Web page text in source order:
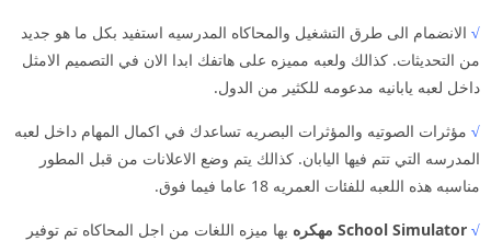
√ الانضمام الى طرق التشغيل والمحاكاه المدرسيه استفيد بكل ما هو جديد
من التحديثات. كذالك ولعبه مميزه على هاتفك ابدا الان في التصميم الامثل
داخل لعبه يابانيه مدعومه للكثير من الدول.
√ مؤثرات الصوتيه والمؤثرات البصريه تساعدك في اكمال المهام داخل لعبه
المدرسه التي تتم فيها اليابان. كذالك يتم وضع الاعلانات من قبل المطور
مناسبه هذه اللعبه للفئات العمريه 18 عاما فيما فوق.
√ School Simulator مهكره
بها ميزه اللغات من اجل المحاكاه تم توفير